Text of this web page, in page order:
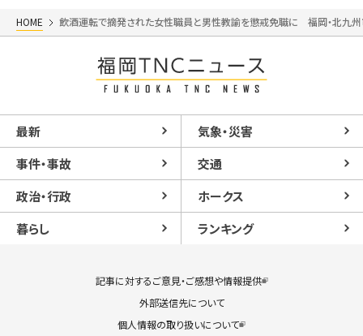
HOME 飲酒運転で摘発された女性職員と男性教諭を懲戒免職に 福岡・北九
最新
気象・災害
事件・事故
交通
政治・行政
ホークス
暮らし
ランキング
記事に対するご意見・ご感想や情報提供
外部送信先について
個人情報の取り扱いについて